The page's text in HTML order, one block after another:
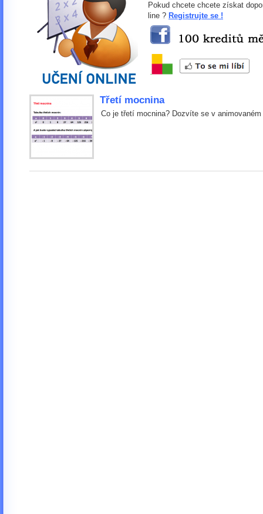
Pokud chcete chcete získat
line ? Registrujte se !
Třetí mocnina
Co je třetí mocnina? Dozvíte se v